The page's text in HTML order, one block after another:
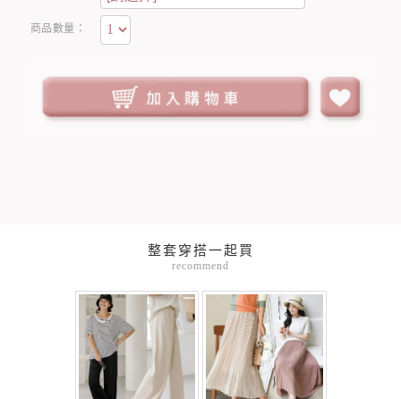
商品數量：
整套穿搭一起買
recommend